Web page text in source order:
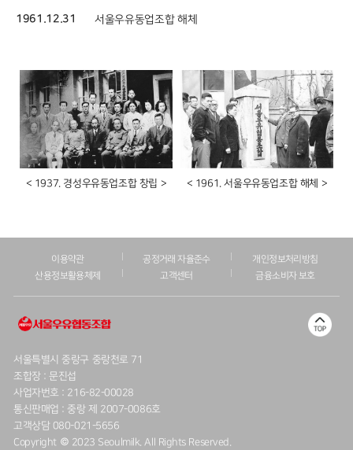
1961.12.31 서울우유동업조합 해체
< 1937. 경성우유동업조합 창립 > < 1961. 서울우유동업조합 해체 >
이용약관 공정거래 자율준수
개인정보처리방침
산용정보활용체제
고객센터 금융소비자 보호
서울특별시 중랑구 중랑천로 71
조합장 : 문진섭
사업자번호 : 216-82-00028
통신판매업 : 중랑 제 2007-0086호
고객상담 080-021-5656
Copyright © 2023 Seoulmilk. All Rights Reserved.